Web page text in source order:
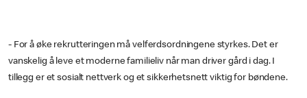
- For å øke rekrutteringen må velferdsordningene styrkes. Det er
vanskelig å leve et moderne familieliv når man driver gård i dag. I
tillegg er et sosialt nettverk og et sikkerhetsnett viktig for bøndene.